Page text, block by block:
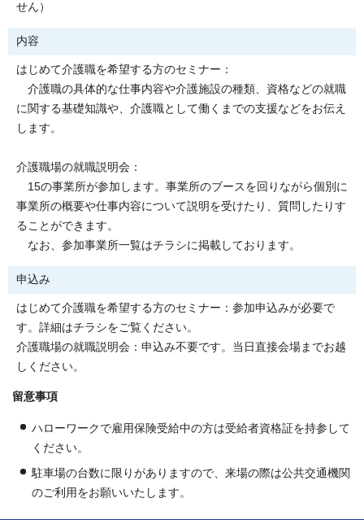
せん）
内容
はじめて介護職を希望する方のセミナー：
介護職の具体的な仕事内容や介護施設の種類、資格などの就職
に関する基礎知識や、介護職として働くまでの支援などをお伝え
します。
介護職場の就職説明会：
15の事業所が参加します。事業所のブースを回りながら個別に
事業所の概要や仕事内容について説明を受けたり、質問したりす
ることができます。
なお、参加事業所一覧はチラシに掲載しております。
申込み
はじめて介護職を希望する方のセミナー：参加申込みが必要で
す。詳細はチラシをご覧ください。
介護職場の就職説明会：申込み不要です。当日直接会場までお越
しください。
留意事項
ハローワークで雇用保険受給中の方は受給者資格証を持参して
ください。
駐車場の台数に限りがありますので、来場の際は公共交通機関
のご利用をお願いいたします。